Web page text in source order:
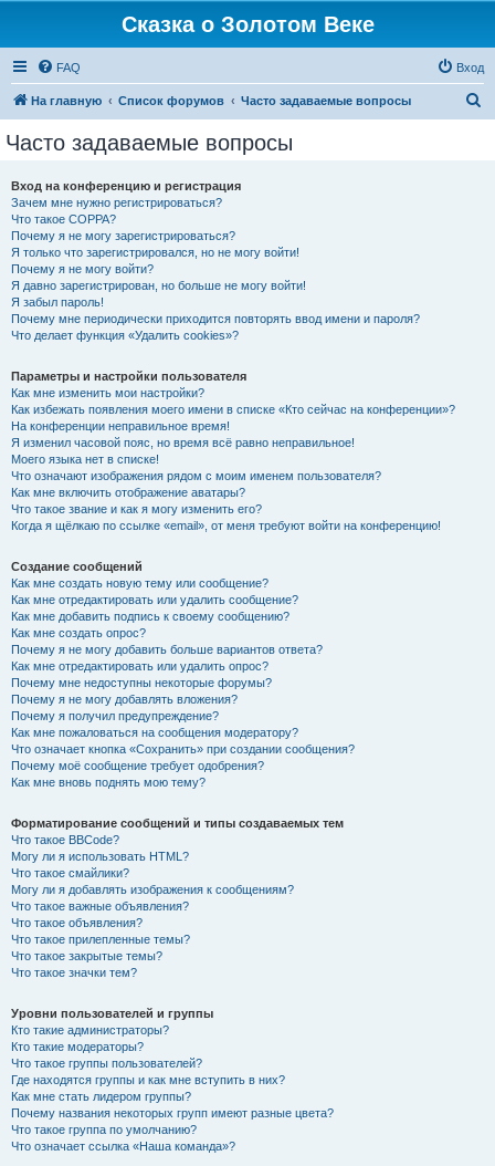
Сказка о Золотом Веке
FAQ Вход
На главную Список форумов Часто задаваемые вопросы
Часто задаваемые вопросы
Вход на конференцию и регистрация
Зачем мне нужно регистрироваться?
Что такое COPPA?
Почему я не могу зарегистрироваться?
Я только что зарегистрировался, но не могу войти!
Почему я не могу войти?
Я давно зарегистрирован, но больше не могу войти!
Я забыл пароль!
Почему мне периодически приходится повторять ввод имени и пароля?
Что делает функция «Удалить cookies»?
Параметры и настройки пользователя
Как мне изменить мои настройки?
Как избежать появления моего имени в списке «Кто сейчас на конференции»?
На конференции неправильное время!
Я изменил часовой пояс, но время всё равно неправильное!
Моего языка нет в списке!
Что означают изображения рядом с моим именем пользователя?
Как мне включить отображение аватары?
Что такое звание и как я могу изменить его?
Когда я щёлкаю по ссылке «email», от меня требуют войти на конференцию!
Создание сообщений
Как мне создать новую тему или сообщение?
Как мне отредактировать или удалить сообщение?
Как мне добавить подпись к своему сообщению?
Как мне создать опрос?
Почему я не могу добавить больше вариантов ответа?
Как мне отредактировать или удалить опрос?
Почему мне недоступны некоторые форумы?
Почему я не могу добавлять вложения?
Почему я получил предупреждение?
Как мне пожаловаться на сообщения модератору?
Что означает кнопка «Сохранить» при создании сообщения?
Почему моё сообщение требует одобрения?
Как мне вновь поднять мою тему?
Форматирование сообщений и типы создаваемых тем
Что такое BBCode?
Могу ли я использовать HTML?
Что такое смайлики?
Могу ли я добавлять изображения к сообщениям?
Что такое важные объявления?
Что такое объявления?
Что такое прилепленные темы?
Что такое закрытые темы?
Что такое значки тем?
Уровни пользователей и группы
Кто такие администраторы?
Кто такие модераторы?
Что такое группы пользователей?
Где находятся группы и как мне вступить в них?
Как мне стать лидером группы?
Почему названия некоторых групп имеют разные цвета?
Что такое группа по умолчанию?
Что означает ссылка «Наша команда»?